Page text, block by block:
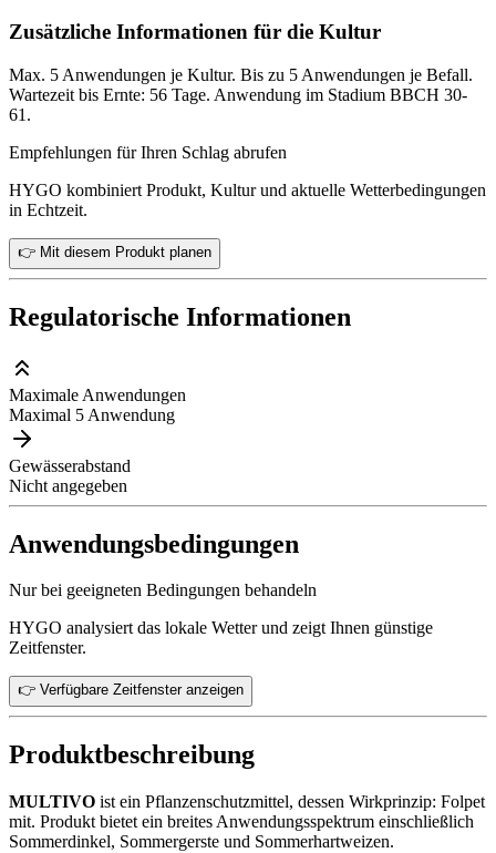
Zusätzliche Informationen für die Kultur
Max. 5 Anwendungen je Kultur. Bis zu 5 Anwendungen je Befall.
Wartezeit bis Ernte: 56 Tage. Anwendung im Stadium BBCH 30-
61.
Empfehlungen für Ihren Schlag abrufen
HYGO kombiniert Produkt, Kultur und aktuelle Wetterbedingungen
in Echtzeit.
👉 Mit diesem Produkt planen
Regulatorische Informationen
Maximale Anwendungen
Maximal 5 Anwendung
Gewässerabstand
Nicht angegeben
Anwendungsbedingungen
Nur bei geeigneten Bedingungen behandeln
HYGO analysiert das lokale Wetter und zeigt Ihnen günstige
Zeitfenster.
👉 Verfügbare Zeitfenster anzeigen
Produktbeschreibung
MULTIVO ist ein Pflanzenschutzmittel, dessen Wirkprinzip: Folpet
mit. Produkt bietet ein breites Anwendungsspektrum einschließlich
Sommerdinkel, Sommergerste und Sommerhartweizen.